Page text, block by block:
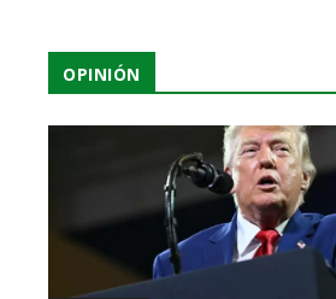
OPINIÓN